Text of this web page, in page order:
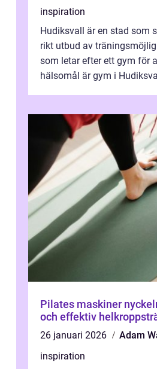
inspiration
Hudiksvall är en stad som
rikt utbud av
som letar efter ett gym för
hälsomål är gym i
Pilates maskiner nyckeln till skonsam
och effektiv
26 januari 2026
Adam
inspiration